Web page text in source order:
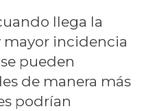
llega la
mayor incidencia
pueden
de manera más
podrían